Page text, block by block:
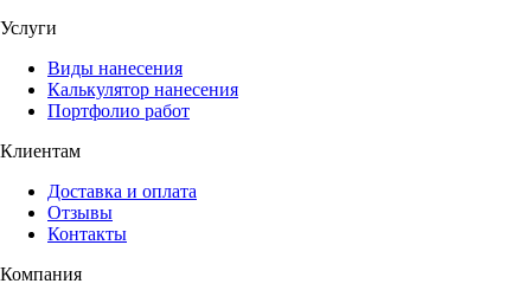
Услуги
Виды нанесения
Калькулятор нанесения
Портфолио работ
Клиентам
Доставка и оплата
Отзывы
Контакты
Компания